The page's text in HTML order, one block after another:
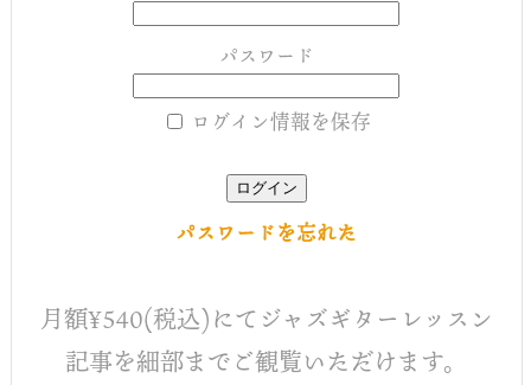
パスワード
ログイン情報を保存
パスワードを忘れた
月額¥540(税込)にてジャズギターレッスン
記事を細部までご観覧いただけます。